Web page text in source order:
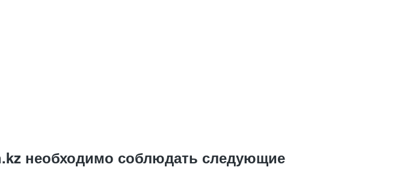
необходимо соблюдать следующие